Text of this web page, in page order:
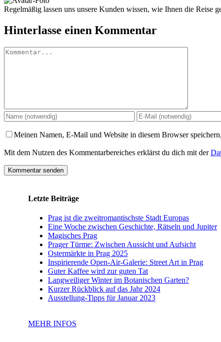
Regelmäßig lassen uns unsere Kunden wissen, wie Ihnen die Reise
Hinterlasse einen Kommentar
Kommentar
Meinen Namen, E-Mail und Website in diesem Browser
Mit dem Nutzen des Kommentarbereiches erklärst du dich mit der
Letzte Beiträge
Prag ist die zweitromantischste Stadt Europas
Eine Woche zwischen Geschichte, Rätseln und Jupiter
Magisches Prag
Prager Türme: Zwischen Aussicht und Aufsicht
Ostermärkte in Prag 2025
Inspirierende Open-Air-Galerie: Street Art in Prag
Guter Kaffee wird zur guten Tat
Langweiliger Winter im Botanischen Garten?
Kurzer Rückblick auf das Jahr 2024
Ausstellung-Tipps für Januar 2023
MEHR INFOS